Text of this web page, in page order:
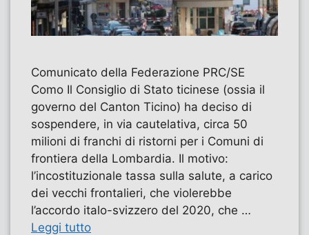
Comunicato della Federazione PRC/SE
Como Il Consiglio di Stato ticinese (ossia il
governo del Canton Ticino) ha deciso di
sospendere, in via cautelativa, circa 50
milioni di franchi di ristorni per i Comuni di
frontiera della Lombardia. Il motivo:
l’incostituzionale tassa sulla salute, a carico
dei vecchi frontalieri, che violerebbe
l’accordo italo-svizzero del 2020, che …
Leggi tutto